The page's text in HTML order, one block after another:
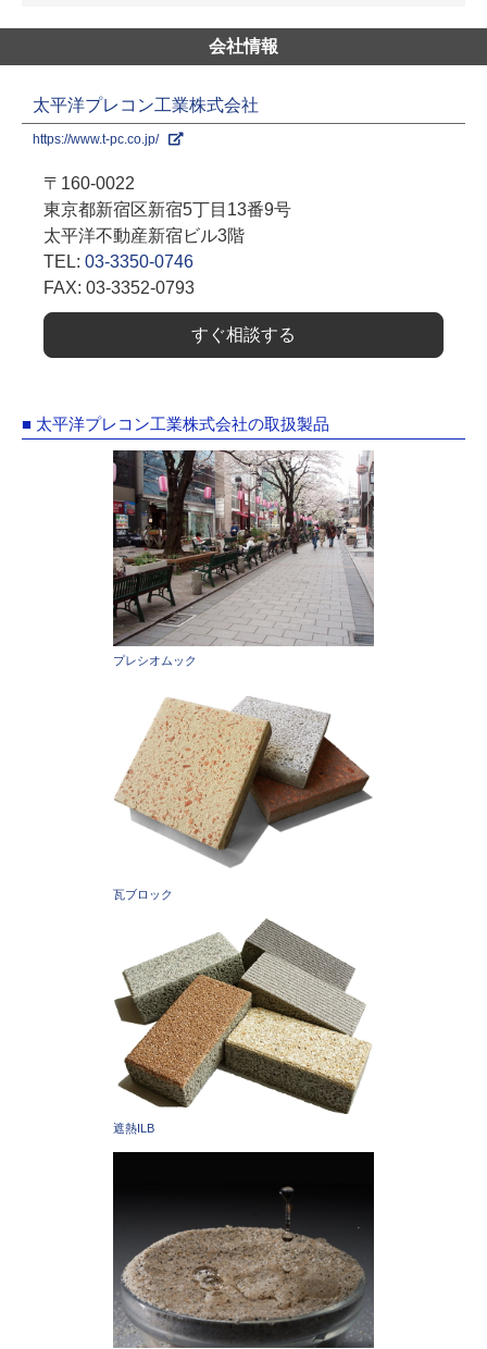
会社情報
太平洋プレコン工業株式会社
https://www.t-pc.co.jp/
〒160-0022
東京都新宿区新宿5丁目13番9号
太平洋不動産新宿ビル3階
TEL: 03-3350-0746
FAX: 03-3352-0793
すぐ相談する
■ 太平洋プレコン工業株式会社の取扱製品
プレシオムック
瓦ブロック
遮熱ILB